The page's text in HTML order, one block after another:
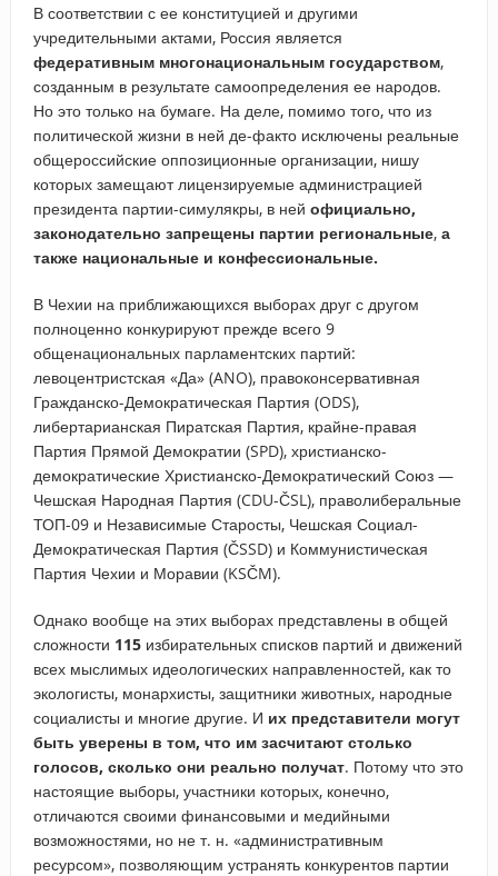
В соответствии с ее конституцией и другими
учредительными актами, Россия является
федеративным многонациональным государством,
созданным в результате самоопределения ее народов.
Но это только на бумаге. На деле, помимо того, что из
политической жизни в ней де-факто исключены реальные
общероссийские оппозиционные организации, нишу
которых замещают лицензируемые администрацией
президента партии-симулякры, в ней официально,
законодательно запрещены партии региональные, а
также национальные и конфессиональные.
В Чехии на приближающихся выборах друг с другом
полноценно конкурируют прежде всего 9
общенациональных парламентских партий:
левоцентристская «Да» (ANO), правоконсервативная
Гражданско-Демократическая Партия (ODS),
либертарианская Пиратская Партия, крайне-правая
Партия Прямой Демократии (SPD), христианско-
демократические Христианско-Демократический Союз —
Чешская Народная Партия (CDU-ČSL), праволиберальные
ТОП-09 и Независимые Старосты, Чешская Социал-
Демократическая Партия (ČSSD) и Коммунистическая
Партия Чехии и Моравии (KSČM).
Однако вообще на этих выборах представлены в общей
сложности 115избирательных списков партий и движений
всех мыслимых идеологических направленностей, как то
экологисты, монархисты, защитники животных, народные
социалисты и многие другие. И их представители могут
быть уверены в том, что им засчитают столько
голосов, сколько они реально получат. Потому что это
настоящие выборы, участники которых, конечно,
отличаются своими финансовыми и медийными
возможностями, но не т. н. «административным
ресурсом», позволяющим устранять конкурентов партии